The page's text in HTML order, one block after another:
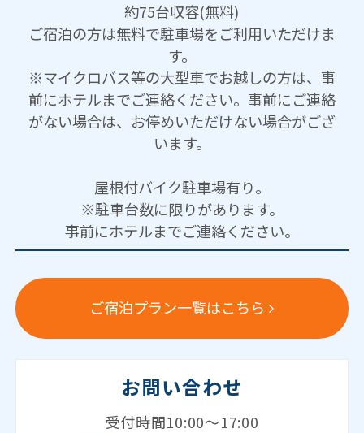
約75台収容(無料)
ご宿泊の方は無料で駐車場をご利用いただけま
す。
※マイクロバス等の大型車でお越しの方は、事
前にホテルまでご連絡ください。事前にご連絡
がない場合は、お停めいただけない場合がござ
います。
屋根付バイク駐車場有り。
※駐車台数に限りがあります。
事前にホテルまでご連絡ください。
ご宿泊プラン一覧はこちら
お問い合わせ
受付時間10:00～17:00